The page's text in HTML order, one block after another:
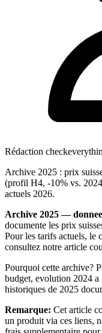
Rédaction
Archive 2025 : prix
(profil H4, -10% vs.
actuels 2026.
Archive 2025 —
documente les prix
Pour les tarifs actuels, le
consultez notre article
Pourquoi cette archive?
budget, evolution 2024
historiques de 2025
Remarque: Cet article
un produit via ces liens,